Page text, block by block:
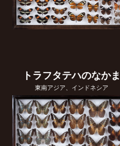
トラフタテハのなかま
東南アジア、インドネシア